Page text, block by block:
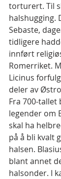
torturert. Til
halshugging.
Sebaste,
tidligere
innført
Romerriket.
Licinus
deler av
Fra 700-tallet
legender om
skal ha
på å bli kvalt
halsen.
blant annet
halsonder. I